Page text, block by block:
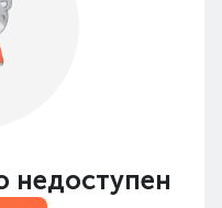
недоступен